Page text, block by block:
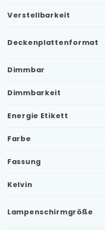
Verstellbarkeit
Deckenplattenformat
Dimmbar
Dimmbarkeit
Energie Etikett
Farbe
Fassung
Kelvin
Lampenschirmgröße